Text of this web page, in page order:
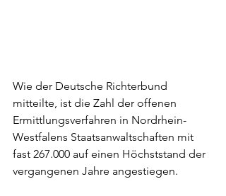
Wie der Deutsche Richterbund
mitteilte, ist die Zahl der offenen
Ermittlungsverfahren in Nordrhein-
Westfalens Staatsanwaltschaften mit
fast 267.000 auf einen Höchststand der
vergangenen Jahre angestiegen.